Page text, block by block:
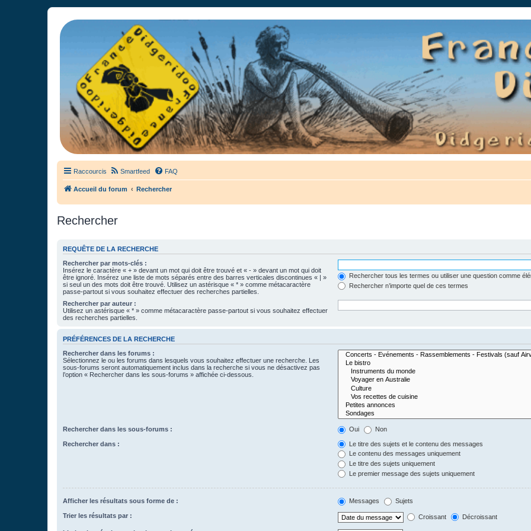
France Didgeridoo
Didgeridoo et Guimbarde sur France Didgeridoo - retrouvez la communauté.
Raccourcis Smartfeed FAQ
Accueil du forum Rechercher
Rechercher
REQUÊTE DE LA RECHERCHE
Rechercher par mots-clés :
Insérez le caractère « + » devant un mot qui doit être trouvé et « - » devant un mot qui doit
être ignoré. Insérez une liste de mots séparés entre des barres verticales discontinues « | »
si seul un des mots doit être trouvé. Utilisez un astérisque « * » comme métacaractère
passe-partout si vous souhaitez effectuer des recherches partielles.
Rechercher tous les termes ou utiliser une question comme
Rechercher n’importe quel de ces termes
Rechercher par auteur :
Utilisez un astérisque « * » comme métacaractère passe-partout si vous souhaitez effectuer
des recherches partielles.
PRÉFÉRENCES DE LA RECHERCHE
Rechercher dans les forums :
Sélectionnez le ou les forums dans lesquels vous souhaitez effectuer une recherche. Les
sous-forums seront automatiquement inclus dans la recherche si vous ne désactivez pas
l’option « Rechercher dans les sous-forums » affichée ci-dessous.
Rechercher dans les sous-forums : Oui Non
Rechercher dans :
Le titre des sujets et le contenu des messages
Le contenu des messages uniquement
Le titre des sujets uniquement
Le premier message des sujets uniquement
Afficher les résultats sous forme de : Messages Sujets
Trier les résultats par : Croissant Décroissant